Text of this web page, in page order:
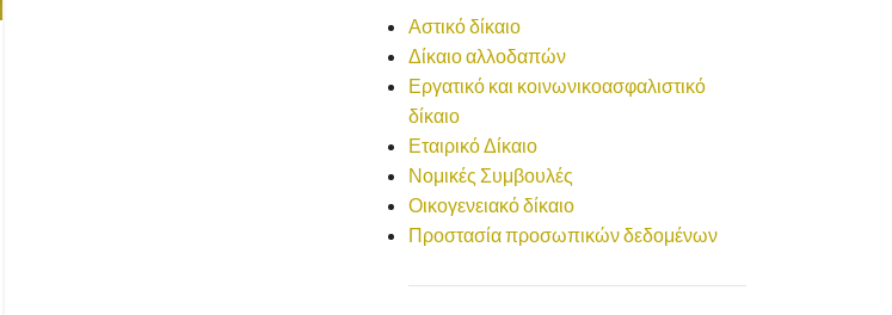
Αστικό δίκαιο
Δίκαιο αλλοδαπών
Εργατικό και κοινωνικοασφαλιστικό
δίκαιο
Εταιρικό Δίκαιο
Νομικές Συμβουλές
Οικογενειακό δίκαιο
Προστασία προσωπικών δεδομένων